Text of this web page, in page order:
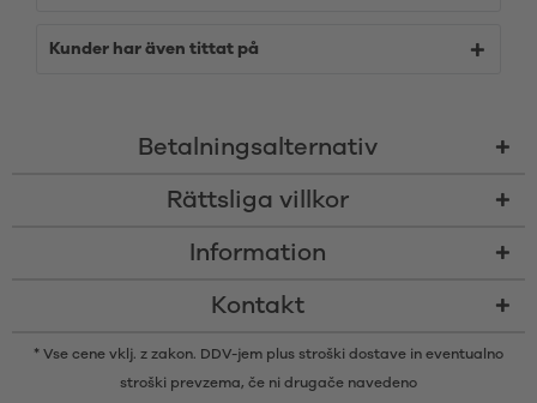
Kunder har även tittat på
Betalningsalternativ
Rättsliga villkor
Information
Kontakt
* Vse cene vklj. z zakon. DDV-jem plus stroški dostave in eventualno
stroški prevzema, če ni drugače navedeno